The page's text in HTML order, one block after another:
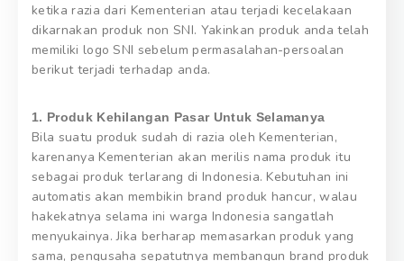
ketika razia dari Kementerian atau terjadi kecelakaan
dikarnakan produk non SNI. Yakinkan produk anda telah
memiliki logo SNI sebelum permasalahan-persoalan
berikut terjadi terhadap anda.
1. Produk Kehilangan Pasar Untuk Selamanya
Bila suatu produk sudah di razia oleh Kementerian,
karenanya Kementerian akan merilis nama produk itu
sebagai produk terlarang di Indonesia. Kebutuhan ini
automatis akan membikin brand produk hancur, walau
hakekatnya selama ini warga Indonesia sangatlah
menyukainya. Jika berharap memasarkan produk yang
sama, pengusaha sepatutnya membangun brand produk